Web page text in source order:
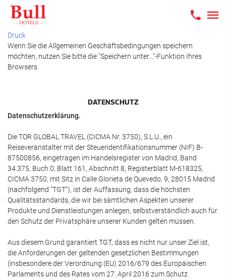
Druck
Wenn Sie die Allgemeinen Geschäftsbedingungen speichern
möchten, nutzen Sie bitte die "Speichern unter..."-Funktion Ihres
Browsers
DATENSCHUTZ
Datenschutzerklärung.
Die TOR GLOBAL TRAVEL (CICMA Nr. 3750), S.L.U., ein
Reiseveranstalter mit der Steueridentifikationsnummer (NIF) B-
87500856, eingetragen im Handelsregister von Madrid, Band
34.375, Buch 0, Blatt 161, Abschnitt 8, Registerblatt M-618325,
CICMA 3750, mit Sitz in Calle Glorieta de Quevedo, 9, 28015 Madrid
(nachfolgend "TGT"), ist der Auffassung, dass die höchsten
Qualitätsstandards, die wir bei sämtlichen Aspekten unserer
Produkte und Dienstleistungen anlegen, selbstverständlich auch für
den Schutz der Privatsphäre unserer Kunden gelten müssen.
Aus diesem Grund garantiert TGT, dass es nicht nur unser Ziel ist,
die Anforderungen der geltenden gesetzlichen Bestimmungen
(insbesondere der Verordnung (EU) 2016/679 des Europäischen
Parlaments und des Rates vom 27. April 2016 zum Schutz